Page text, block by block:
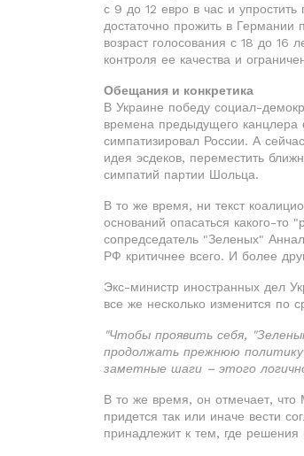
с 9 до 12 евро в час и
достаточно прожить в Германии
возраст голосования с 18 до 16
контроля ее качества и
Обещания и конкретика
В Украине победу социал-
времена предыдущего
симпатизировал России. А
идея эсдеков, переместить
симпатий партии Шольца.
В то же время, ни текст
оснований опасаться какого-то
сопредседатель "Зеленых"
РФ критичнее всего. И более
Экс-министр иностранных дел
все же несколько изменится по
"Чтобы проявить себя,
продолжать прежнюю
заметные шаги – этого
В то же время, он отмечает, что
придется так или иначе вести
принадлежит к тем, где решения